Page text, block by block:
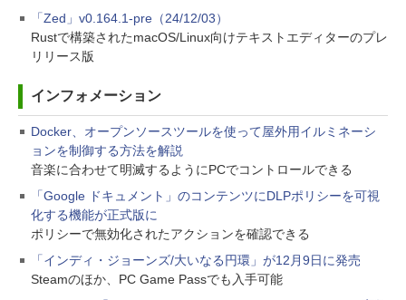
「Zed」v0.164.1-pre（24/12/03）
Rustで構築されたmacOS/Linux向けテキストエディターのプレ
リリース版
インフォメーション
Docker、オープンソースツールを使って屋外用イルミネーシ
ョンを制御する方法を解説
音楽に合わせて明滅するようにPCでコントロールできる
「Google ドキュメント」のコンテンツにDLPポリシーを可視
化する機能が正式版に
ポリシーで無効化されたアクションを確認できる
「インディ・ジョーンズ/大いなる円環」が12月9日に発売
Steamのほか、PC Game Passでも入手可能